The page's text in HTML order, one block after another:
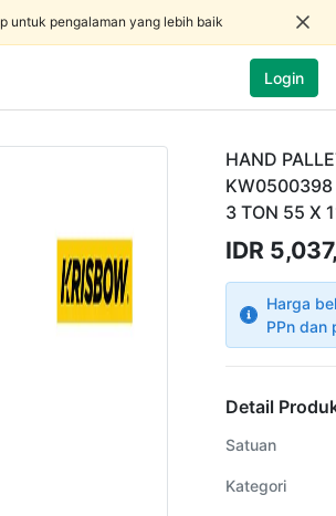
untuk pengalaman yang lebih baik
Login
HAND
KW0500398
3 TON 55 X
IDR
Harga
PPn dan
Detail
Satuan
Kategori